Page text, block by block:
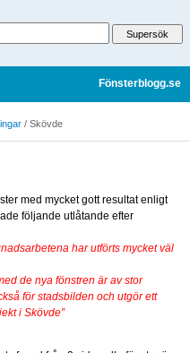
Fönsterblogg.se
/ Skövde
med mycket gott resultat enligt
följande utlåtande efter
har utförts mycket väl
de nya fönstren är av stor
för stadsbilden och utgör ett
i Skövde”